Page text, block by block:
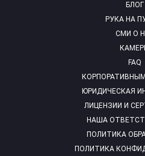
БЛОГ
РУКА НА
СМИ О
FAQ
ЮРИДИЧЕСКАЯ
ЛИЦЕНЗИИ И
НАША
ПОЛИТИКА
ПОЛИТИКА